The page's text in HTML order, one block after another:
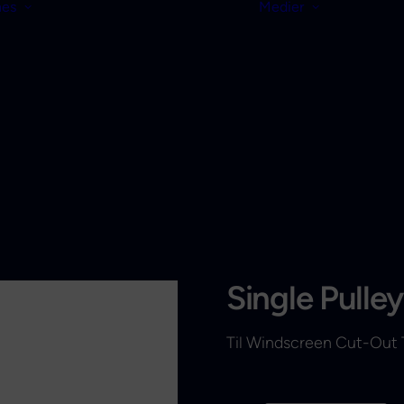
Medier
Single Pulley
Til Windscreen Cut-Out